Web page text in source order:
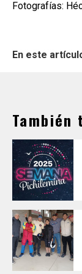
Fotografías:
En este